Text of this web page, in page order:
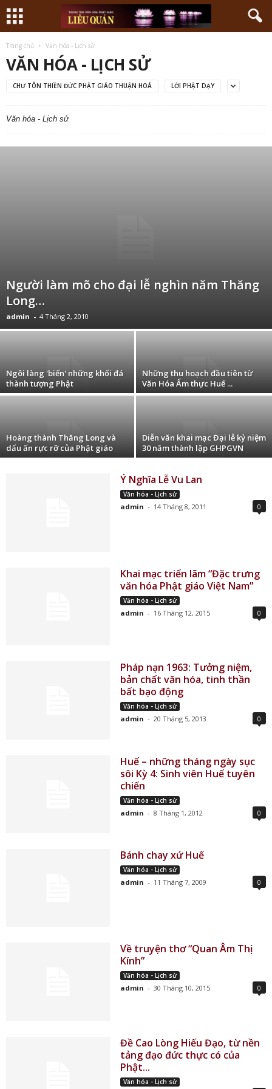
Trang chủ Văn hóa - Lịch sử
VĂN HÓA - LỊCH SỬ
CHƯ TÔN THIỀN ĐỨC PHẬT GIÁO THUẬN HOÁ LỜI PHẬT DẠY
Văn hóa - Lịch sử
Người làm mõ cho đại lễ nghìn năm Thăng
Long…
admin - 4 Tháng 2, 2010
Ngôi làng 'biến' những khối đá
thành tượng Phật
Những thu hoạch đầu tiên từ
Văn Hóa Ẩm thực Huế ...
Hoàng thành Thăng Long và
dấu ấn rực rỡ của Phật giáo
Diễn văn khai mạc Đại lễ kỷ niệm
30 năm thành lập GHPGVN
Ý Nghĩa Lễ Vu Lan
Văn hóa - Lịch sử
admin - 14 Tháng 8, 2011 0
Khai mạc triển lãm “Đặc trưng
văn hóa Phật giáo Việt Nam”
Văn hóa - Lịch sử
admin - 16 Tháng 12, 2015 0
Pháp nạn 1963: Tưởng niệm,
bản chất văn hóa, tinh thần
bất bạo động
Văn hóa - Lịch sử
admin - 20 Tháng 5, 2013 0
Huế – những tháng ngày sục
sôi Kỳ 4: Sinh viên Huế tuyên
chiến
Văn hóa - Lịch sử
admin - 8 Tháng 1, 2012 0
Bánh chay xứ Huế
Văn hóa - Lịch sử
admin - 11 Tháng 7, 2009 0
Về truyện thơ “Quan Âm Thị
Kính”
Văn hóa - Lịch sử
admin - 30 Tháng 10, 2015 0
Đề Cao Lòng Hiếu Đạo, từ nền
tảng đạo đức thực có của
Phật...
Văn hóa - Lịch sử